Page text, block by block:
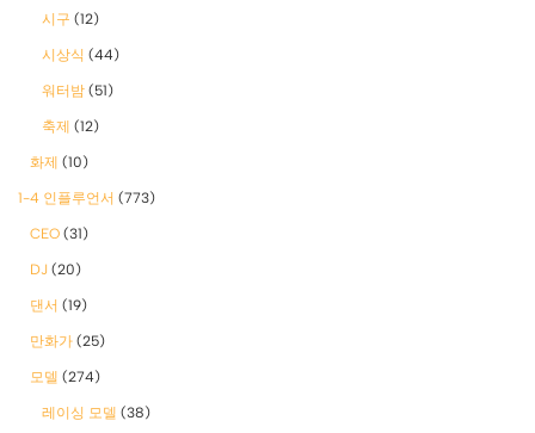
시구 (12)
시상식 (44)
워터밤 (51)
축제 (12)
화제 (10)
1-4 인플루언서 (773)
CEO (31)
DJ (20)
댄서 (19)
만화가 (25)
모델 (274)
레이싱 모델 (38)